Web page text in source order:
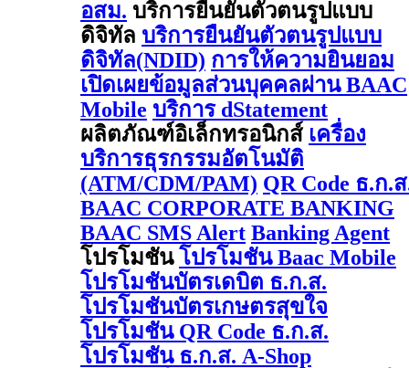
อสม. บริการยืนยันตัวตนรูปแบบ
ดิจิทัล บริการยืนยันตัวตนรูปแบบ
ดิจิทัล(NDID) การให้ความยินยอม
เปิดเผยข้อมูลส่วนบุคคลผ่าน BAAC
Mobile บริการ dStatement
ผลิตภัณฑ์อิเล็กทรอนิกส์ เครื่อง
บริการธุรกรรมอัตโนมัติ
(ATM/CDM/PAM) QR Code ธ.ก.
BAAC CORPORATE BANKING
BAAC SMS Alert Banking Agent
โปรโมชัน โปรโมชัน Baac Mobile
โปรโมชันบัตรเดบิต ธ.ก.ส.
โปรโมชันบัตรเกษตรสุขใจ
โปรโมชัน QR Code ธ.ก.ส.
โปรโมชัน ธ.ก.ส. A-Shop